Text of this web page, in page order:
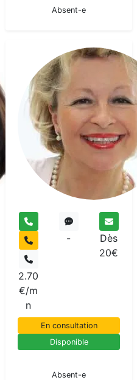
Absent-e
Anabel
Medium
pur
2.70
€/m
n
-
Dès
20€
En consultation
Disponible
Absent-e